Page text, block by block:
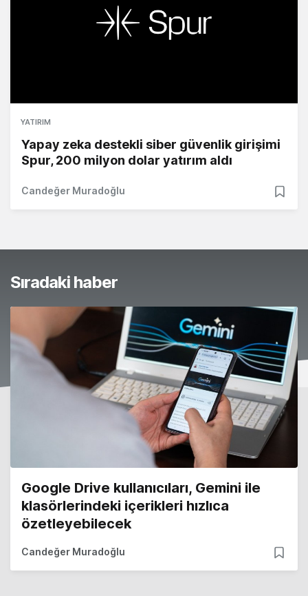
YATIRIM
Yapay zeka destekli siber güvenlik girişimi
Spur, 200 milyon dolar yatırım aldı
Candeğer Muradoğlu
Sıradaki haber
Google Drive kullanıcıları, Gemini ile
klasörlerindeki içerikleri hızlıca
özetleyebilecek
Candeğer Muradoğlu